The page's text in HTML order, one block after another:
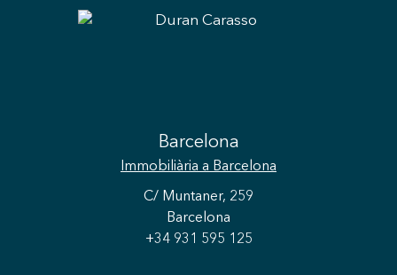
Barcelona
Immobiliària a Barcelona
C/ Muntaner, 259
Barcelona
+34 931 595 125